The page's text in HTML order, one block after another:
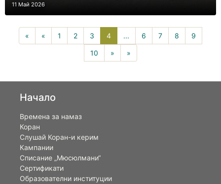
11 Май 2026
« « 1 2 3 44(current)
... 6 7 8 9
10 » »
Начало
Времена за намаз
Коран
Слушай Коран-и керим
Кампании
Списание „Мюсюлмани“
Сертификати
Образователни институции